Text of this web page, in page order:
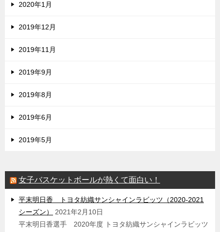
2020年1月
2019年12月
2019年11月
2019年9月
2019年8月
2019年6月
2019年5月
女子バスケットボールが熱くて面白い！
平末明日香 トヨタ紡織サンシャインラビッツ（2020-2021
シーズン）
2021年2月10日
平末明日香選手 2020年度 トヨタ紡織サンシャインラビッツ